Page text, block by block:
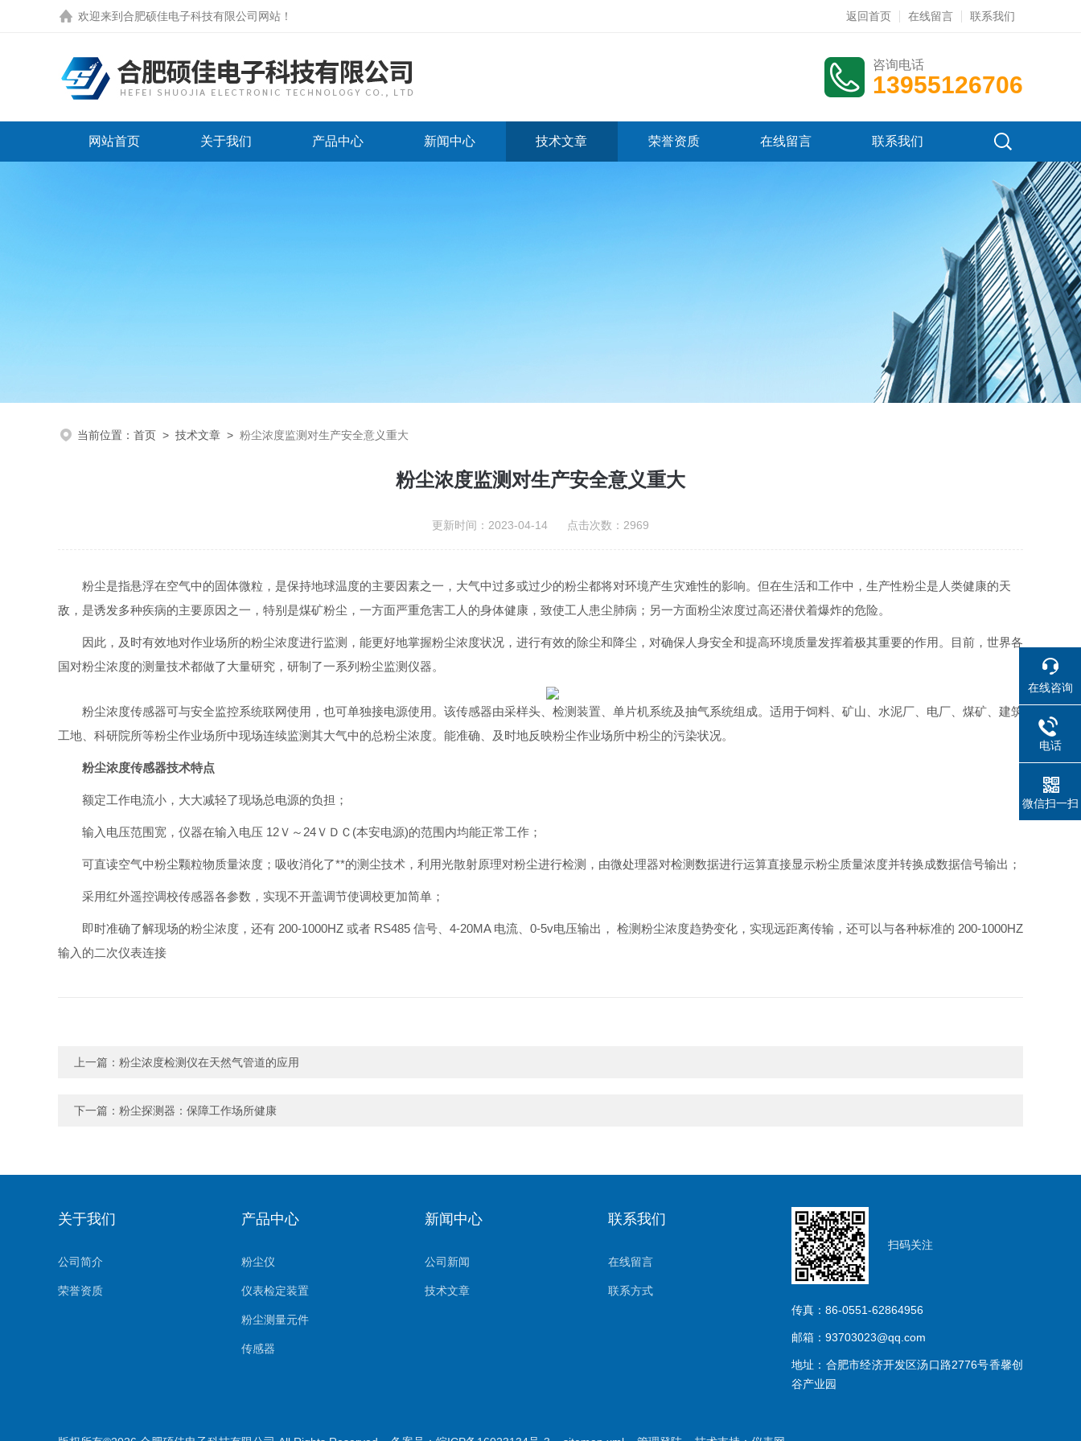
欢迎来到 合肥硕佳电子科技有限公司网站 ！ 返回首页 在线留言 联系我们
咨询电话
13955126706
网站首页 关于我们 产品中心 新闻中心 技术文章 荣誉资质 在线留言 联系我们
当前位置： 首页 > 技术文章 > 粉尘浓度监测对生产安全意义重大
粉尘浓度监测对生产安全意义重大
更新时间：2023-04-14 点击次数：2969
粉尘是指悬浮在空气中的固体微粒，是保持地球温度的主要因素之一，大气中过多或过少的粉尘都将对环境产生灾难性的影响。但在生活和工作中，生产性粉尘是人类健康的天
敌，是诱发多种疾病的主要原因之一，特别是煤矿粉尘，一方面严重危害工人的身体健康，致使工人患尘肺病；另一方面粉尘浓度过高还潜伏着爆炸的危险。
因此，及时有效地对作业场所的粉尘浓度进行监测，能更好地掌握粉尘浓度状况，进行有效的除尘和降尘，对确保人身安全和提高环境质量发挥着极其重要的作用。目前，世界各
国对粉尘浓度的测量技术都做了大量研究，研制了一系列粉尘监测仪器。
粉尘浓度传感器可与安全监控系统联网使用，也可单独接电源使用。该传感器由采样头、检测装置、单片机系统及抽气系统组成。适用于饲料、矿山、水泥厂、电厂、煤矿、建筑
工地、科研院所等粉尘作业场所中现场连续监测其大气中的总粉尘浓度。能准确、及时地反映粉尘作业场所中粉尘的污染状况。
粉尘浓度传感器技术特点
额定工作电流小，大大减轻了现场总电源的负担；
输入电压范围宽，仪器在输入电压 12Ｖ～24ＶＤＣ(本安电源)的范围内均能正常工作；
可直读空气中粉尘颗粒物质量浓度；吸收消化了**的测尘技术，利用光散射原理对粉尘进行检测，由微处理器对检测数据进行运算直接显示粉尘质量浓度并转换成数据信号输出；
采用红外遥控调校传感器各参数，实现不开盖调节使调校更加简单；
即时准确了解现场的粉尘浓度，还有 200-1000HZ 或者 RS485 信号、4-20MA 电流、0-5v电压输出， 检测粉尘浓度趋势变化，实现远距离传输，还可以与各种标准的 200-1000HZ
输入的二次仪表连接
上一篇： 粉尘浓度检测仪在天然气管道的应用
下一篇： 粉尘探测器：保障工作场所健康
关于我们
公司简介
荣誉资质
产品中心
粉尘仪
仪表检定装置
粉尘测量元件
传感器
气体检测仪
新闻中心
公司新闻
技术文章
联系我们
在线留言
联系方式
扫码关注
传真：86-0551-62864956
邮箱：93703023@qq.com
地址：合肥市经济开发区汤口路2776号香馨创
谷产业园
在线咨询
电话
微信扫一扫